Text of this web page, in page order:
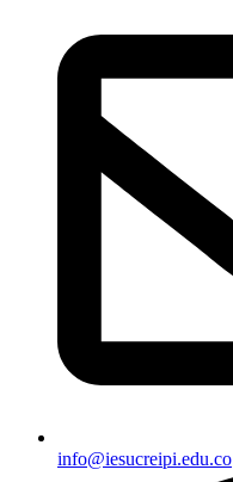
info@iesucreipi.edu.co